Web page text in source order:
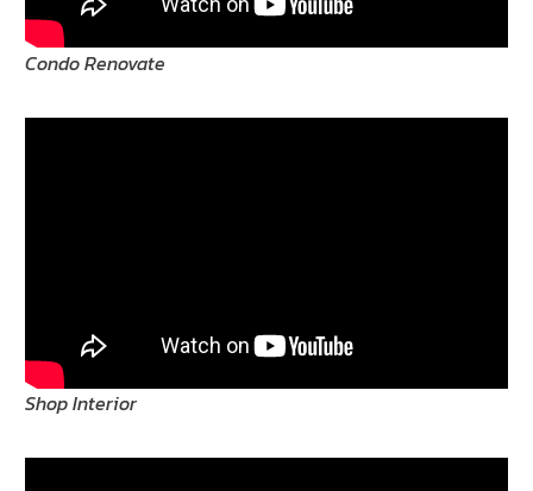
Condo Renovate
Shop Interior